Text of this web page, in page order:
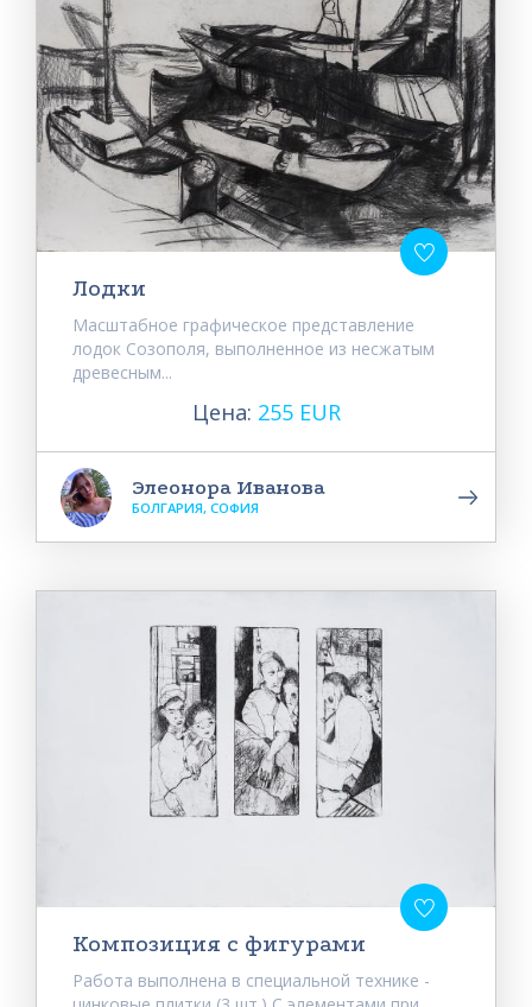
Лодки
Масштабное графическое представление
лодок Созополя, выполненное из несжатым
древесным...
Цена: 255 EUR
Элеонора Иванова
БОЛГАРИЯ, СОФИЯ
Композиция с фигурами
Работа выполнена в специальной технике -